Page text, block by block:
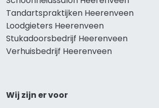
Tandartspraktijken Heerenveen
Loodgieters Heerenveen
Stukadoorsbedrijf Heerenveen
Verhuisbedrijf Heerenveen
Wij zijn er voor